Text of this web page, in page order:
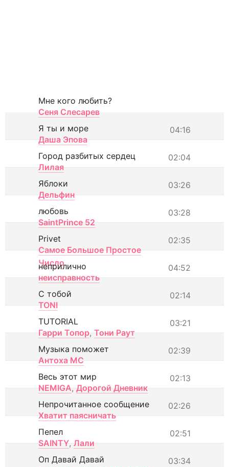
Мне кого любить?
Сеня Слесарев
04:16
Я ты и море
Даша Эпова
02:04
Город разбитых сердец
Лилая
03:26
Яблоки
Дельфин
03:28
любовь
SaintPrince 52
02:35
Privet
Самое Большое Простое
Число
04:52
неприлично
неисправность
02:14
С тобой
TONI
03:21
TUTORIAL
Гарри Топор, Тони Раут
02:39
Музыка поможет
Антоха МС
02:13
Весь этот мир
NEMIGA, Дорогой Дневник
02:26
Непрочитанное сообщение
Хватит паясничать
02:51
Пепел
SAINTY, Лали
03:34
Оп Давай Давай